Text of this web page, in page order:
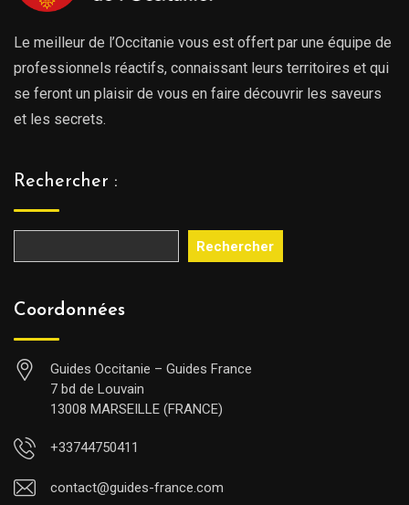
Le meilleur de l’Occitanie vous est offert par une équipe de
professionnels réactifs, connaissant leurs territoires et qui
se feront un plaisir de vous en faire découvrir les saveurs
et les secrets.
Rechercher :
Rechercher
Coordonnées
Guides Occitanie – Guides France
7 bd de Louvain
13008 MARSEILLE (FRANCE)
+33744750411
contact@guides-france.com